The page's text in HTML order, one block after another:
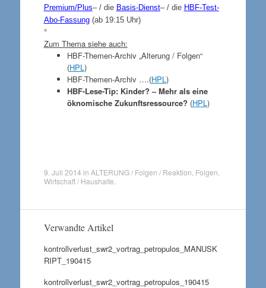
Premium/Plus– / die Basis-Dienst– / die HBF-Test-
Abo-Fassung(ab 19:15 Uhr)
°
Zum Thema siehe auch:
HBF-Themen-Archiv „Alterung / Folgen“
(HPL )
HBF-Themen-Archiv ….(HPL )
HBF-Lese-Tip: Kinder? – Mehr als eine
öknomische Zukunftsressource? (HPL )
9. Juli 2014 in ALTERUNG / Folgen / Reaktion Folgen
Wirtschaft / Haushalte
Verwandte Artikel
kontrollverlust_swr2_vortrag_petropulos_MANUSK
RIPT_190415
kontrollverlust_swr2_vortrag_petropulos_190415